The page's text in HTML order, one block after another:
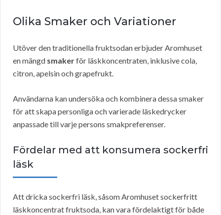
Olika Smaker och Variationer
Utöver den traditionella fruktsodan erbjuder Aromhuset
en mängd smakerför läskkoncentraten, inklusive cola,
citron, apelsin och grapefrukt.
Användarna kan undersöka och kombinera dessa smaker
för att skapa personliga och varierade läskedrycker
anpassade till varje persons smakpreferenser.
Fördelar med att konsumera sockerfri
läsk
Att dricka sockerfri läsk, såsom Aromhuset sockerfritt
läskkoncentrat fruktsoda, kan vara fördelaktigt för både